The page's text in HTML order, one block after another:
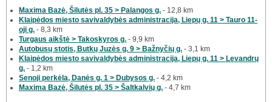
Maxima Bazė, Šilutės pl. 35 > Palangos g. - 12,8 km
Klaipėdos miesto savivaldybės administracija, Liepų g. 11 > Tauro 11-
oji g. - 8,3 km
Turgaus aikštė > Takoskyros g. - 9,9 km
Autobusų stotis, Butkų Juzės g. 9 > Bažnyčių g. - 3,1 km
Klaipėdos miesto savivaldybės administracija, Liepų g. 11 > Levandrų
g. - 1,2 km
Senoji perkėla, Danės g. 1 > Dubysos g. - 4,2 km
Maxima Bazė, Šilutės pl. 35 > Šaltkalvių g. - 4,7 km